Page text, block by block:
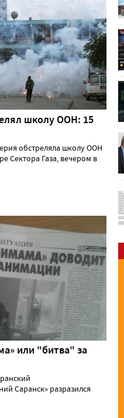
школу ООН: 15
обстреляла школу ООН
Сектора Газа, вечером в
или "битва" за
Саранск» разразился